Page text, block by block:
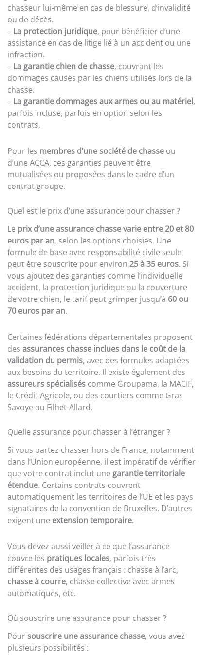
chasseur lui-même en cas de blessure, d’invalidité
ou de décès.
– La protection juridique, pour bénéficier d’une
assistance en cas de litige lié à un accident ou une
infraction.
– La garantie chien de chasse, couvrant les
dommages causés par les chiens utilisés lors de la
chasse.
– La garantie dommages aux armes ou au matériel,
parfois incluse, parfois en option selon les
contrats.
Pour les membres d’une société de chasse ou
d’une ACCA, ces garanties peuvent être
mutualisées ou proposées dans le cadre d’un
contrat groupe.
Quel est le prix d’une assurance pour chasser ?
Le prix d’une assurance chasse varie entre 20 et 80
euros par an, selon les options choisies. Une
formule de base avec responsabilité civile seule
peut être souscrite pour environ 25 à 35 euros. Si
vous ajoutez des garanties comme l’individuelle
accident, la protection juridique ou la couverture
de votre chien, le tarif peut grimper jusqu’à 60 ou
70 euros par an.
Certaines fédérations départementales proposent
des assurances chasse inclues dans le coût de la
validation du permis, avec des formules adaptées
aux besoins du territoire. Il existe également des
assureurs spécialisés comme Groupama, la MACIF,
le Crédit Agricole, ou des courtiers comme Gras
Savoye ou Filhet-Allard.
Quelle assurance pour chasser à l’étranger ?
Si vous partez chasser hors de France, notamment
dans l’Union européenne, il est impératif de vérifier
que votre contrat inclut une garantie territoriale
étendue. Certains contrats couvrent
automatiquement les territoires de l’UE et les pays
signataires de la convention de Bruxelles. D’autres
exigent une extension temporaire.
Vous devez aussi veiller à ce que l’assurance
couvre les pratiques locales, parfois très
différentes des usages français : chasse à l’arc,
chasse à courre, chasse collective avec armes
automatiques, etc.
Où souscrire une assurance pour chasser ?
Poursouscrire une assurance chasse, vous avez
plusieurs possibilités :